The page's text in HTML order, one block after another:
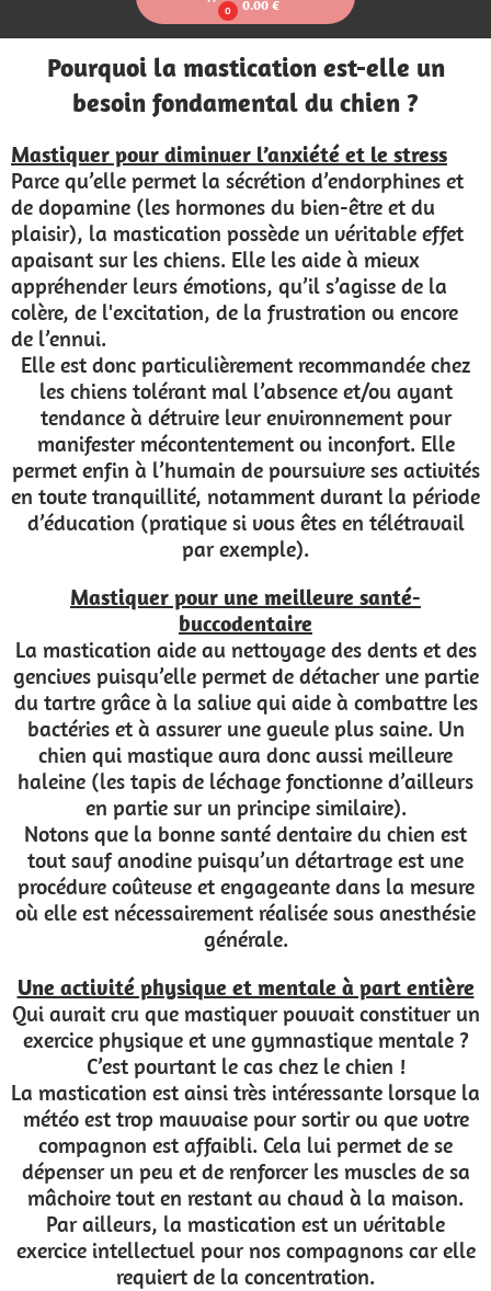
0
0.00 €
Pourquoi la mastication est-elle un
besoin fondamental du chien ?
Mastiquer pour diminuer l’anxiété et le stress
Parce qu’elle permet la sécrétion d’endorphines et
de dopamine (les hormones du bien-être et du
plaisir), la mastication possède un véritable effet
apaisant sur les chiens. Elle les aide à mieux
appréhender leurs émotions, qu’il s’agisse de la
colère, de l'excitation, de la frustration ou encore
de l’ennui.
Elle est donc particulièrement recommandée chez
les chiens tolérant mal l’absence et/ou ayant
tendance à détruire leur environnement pour
manifester mécontentement ou inconfort. Elle
permet enfin à l’humain de poursuivre ses activités
en toute tranquillité, notamment durant la période
d’éducation (pratique si vous êtes en télétravail
par exemple).
Mastiquer pour une meilleure santé-
buccodentaire
La mastication aide au nettoyage des dents et des
gencives puisqu’elle permet de détacher une partie
du tartre grâce à la salive qui aide à combattre les
bactéries et à assurer une gueule plus saine. Un
chien qui mastique aura donc aussi meilleure
haleine (les tapis de léchage fonctionne d’ailleurs
en partie sur un principe similaire).
Notons que la bonne santé dentaire du chien est
tout sauf anodine puisqu’un détartrage est une
procédure coûteuse et engageante dans la mesure
où elle est nécessairement réalisée sous anesthésie
générale.
Une activité physique et mentale à part entière
Qui aurait cru que mastiquer pouvait constituer un
exercice physique et une gymnastique mentale ?
C’est pourtant le cas chez le chien !
La mastication est ainsi très intéressante lorsque la
météo est trop mauvaise pour sortir ou que votre
compagnon est affaibli. Cela lui permet de se
dépenser un peu et de renforcer les muscles de sa
mâchoire tout en restant au chaud à la maison.
Par ailleurs, la mastication est un véritable
exercice intellectuel pour nos compagnons car elle
requiert de la concentration.